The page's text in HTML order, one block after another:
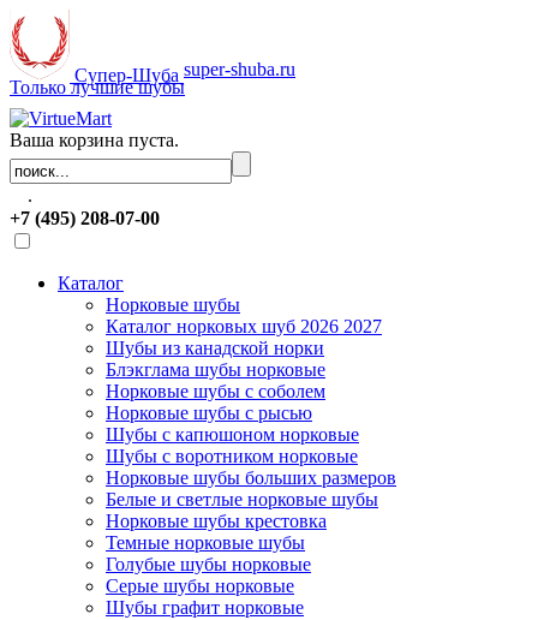
Супер-Шуба super-shuba.ru
Только лучшие шубы
Ваша корзина пуста.
.
+7 (495) 208-07-00
Каталог
Норковые шубы
Каталог норковых шуб 2026 2027
Шубы из канадской норки
Блэкглама шубы норковые
Норковые шубы с соболем
Норковые шубы с рысью
Шубы с капюшоном норковые
Шубы с воротником норковые
Норковые шубы больших размеров
Белые и светлые норковые шубы
Норковые шубы крестовка
Темные норковые шубы
Голубые шубы норковые
Серые шубы норковые
Шубы графит норковые